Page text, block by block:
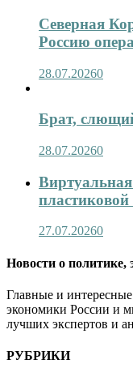
Северная
Россию
28.07.20260
Брат,
28.07.20260
пластиковой
27.07.20260
Новости о политике,
Главные и
экономики России и
лучших экспертов и
РУБРИКИ